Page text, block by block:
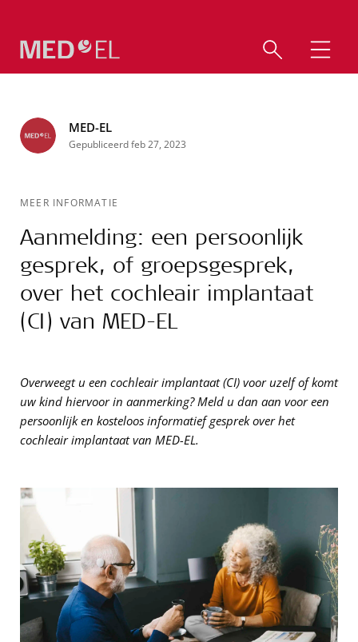
MED-EL
Gepubliceerd feb 27, 2023
MEER INFORMATIE
Aanmelding: een persoonlijk
gesprek, of groepsgesprek,
over het cochleair implantaat
(CI) van MED-EL
Overweegt u een cochleair implantaat (CI) voor uzelf of komt
uw kind hiervoor in aanmerking? Meld u dan aan voor een
persoonlijk en kosteloos informatief gesprek over het
cochleair implantaat van MED-EL.